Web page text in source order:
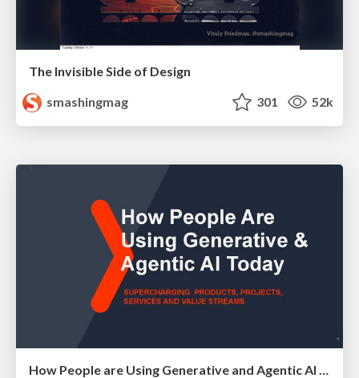
The Invisible Side of Design
smashingmag
301 52k
How People are Using Generative and Agentic AI to Supercharge Their Products, Projects, Services and Value Streams Today